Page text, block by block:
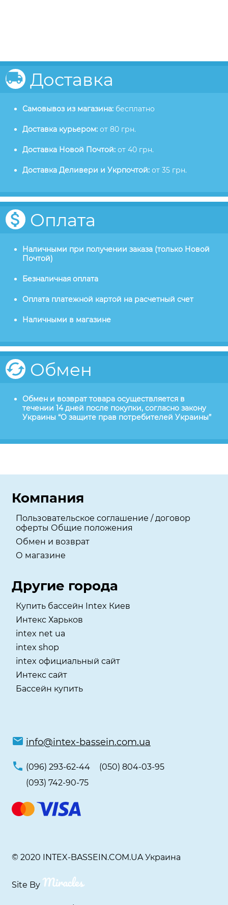
Доставка
Самовывоз из магазина: бесплатно
Доставка курьером: от 80 грн.
Доставка Новой Почтой: от 40 грн.
Доставка Деливери и Укрпочтой: от 35 грн.
Оплата
Наличными при получении заказа (только Новой
Почтой)
Безналичная оплата
Оплата платежной картой на расчетный счет
Наличными в магазине
Обмен
Обмен и возврат товара осуществляется в
течении 14 дней после покупки, согласно закону
Украины “О защите прав потребителей Украины”
Компания
Пользовательское соглашение / договор
оферты Общие положения
Обмен и возврат
О магазине
Другие города
Купить бассейн Intex Киев
Интекс Харьков
intex net ua
intex shop
intex официальный сайт
Интекс сайт
Бассейн купить
info@intex-bassein.com.ua
(096) 293-62-44
(050) 804-03-95
(093) 742-90-75
© 2020 INTEX-BASSEIN.COM.UA Украина
Site By